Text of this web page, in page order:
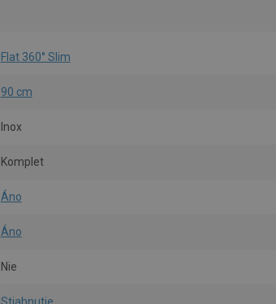
Flat 360° Slim
90 cm
Inox
Komplet
Áno
Áno
Nie